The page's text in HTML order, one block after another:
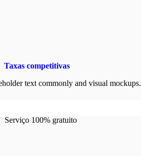
Taxas competitivas
text commonly and visual mockups.